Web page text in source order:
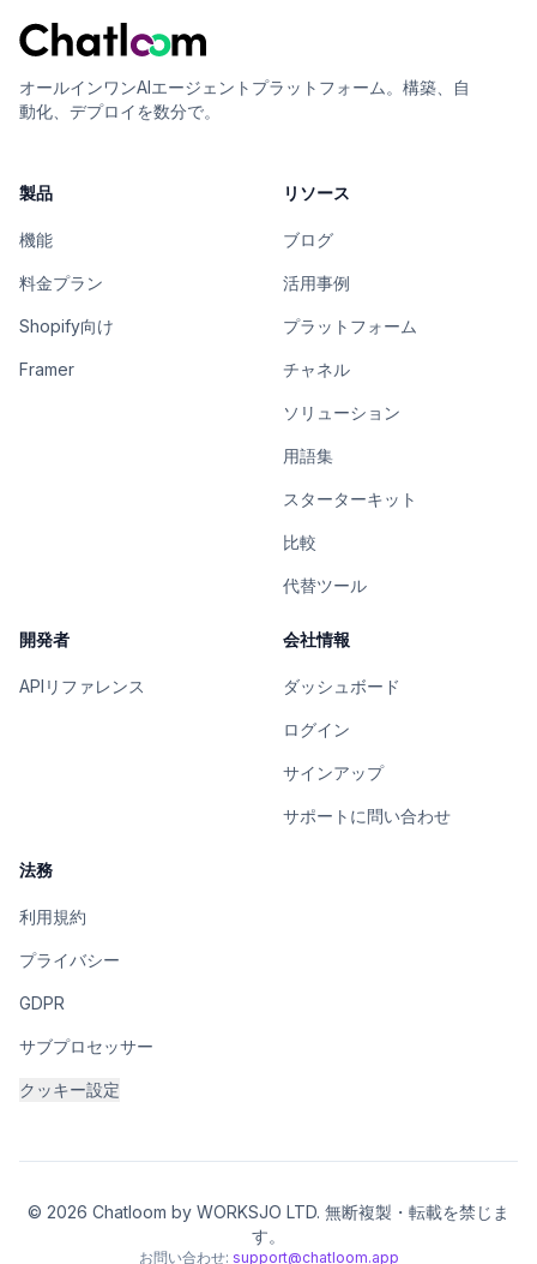
オールインワンAIエージェントプラットフォーム。構築、自
動化、デプロイを数分で。
製品
機能
料金プラン
Shopify向け
Framer
リソース
ブログ
活用事例
プラットフォーム
チャネル
ソリューション
用語集
スターターキット
比較
代替ツール
開発者
APIリファレンス
会社情報
ダッシュボード
ログイン
サインアップ
サポートに問い合わせ
法務
利用規約
プライバシー
GDPR
サブプロセッサー
クッキー設定
© 2026 Chatloom by WORKSJO LTD. 無断複製・転載を禁じま
す。
お問い合わせ: support@chatloom.app